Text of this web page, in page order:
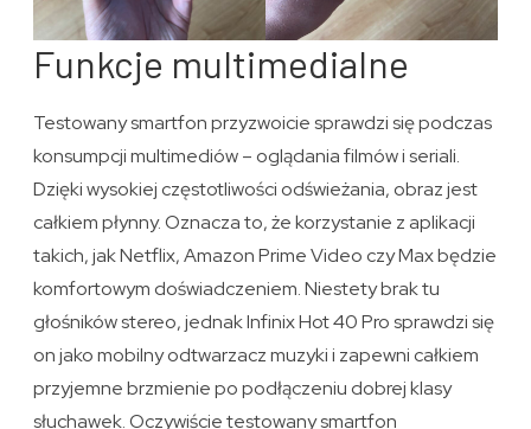
Funkcje multimedialne
Testowany smartfon przyzwoicie sprawdzi się podczas
konsumpcji multimediów – oglądania filmów i seriali.
Dzięki wysokiej częstotliwości odświeżania, obraz jest
całkiem płynny. Oznacza to, że korzystanie z aplikacji
takich, jak Netflix, Amazon Prime Video czy Max będzie
komfortowym doświadczeniem. Niestety brak tu
głośników stereo, jednak Infinix Hot 40 Pro sprawdzi się
on jako mobilny odtwarzacz muzyki i zapewni całkiem
przyjemne brzmienie po podłączeniu dobrej klasy
słuchawek. Oczywiście testowany smartfon